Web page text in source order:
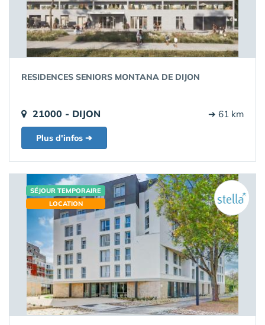
RESIDENCES SENIORS MONTANA DE DIJON
21000 - DIJON ➔ 61 km
Plus d'infos ➔
SÉJOUR TEMPORAIRE
LOCATION